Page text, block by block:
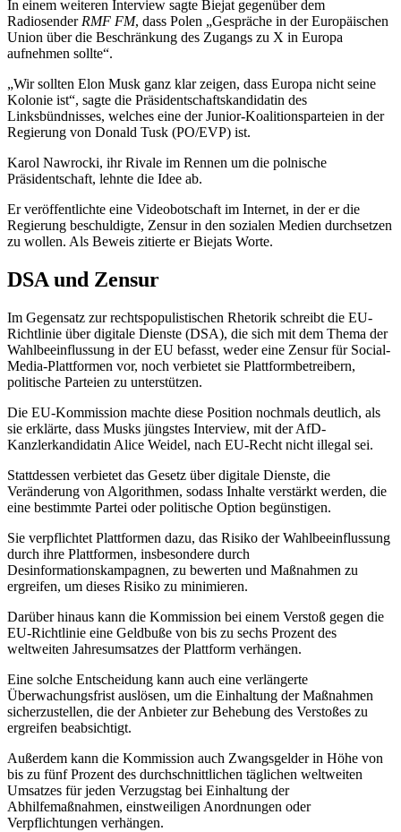
In einem weiteren Interview sagte Biejat gegenüber dem
Radiosender RMF FM, dass Polen „Gespräche in der Europäischen
Union über die Beschränkung des Zugangs zu X in Europa
aufnehmen sollte“.
„Wir sollten Elon Musk ganz klar zeigen, dass Europa nicht seine
Kolonie ist“, sagte die Präsidentschaftskandidatin des
Linksbündnisses, welches eine der Junior-Koalitionsparteien in der
Regierung von Donald Tusk (PO/EVP) ist.
Karol Nawrocki, ihr Rivale im Rennen um die polnische
Präsidentschaft, lehnte die Idee ab.
Er veröffentlichte eine Videobotschaft im Internet, in der er die
Regierung beschuldigte, Zensur in den sozialen Medien durchsetzen
zu wollen. Als Beweis zitierte er Biejats Worte.
DSA und Zensur
Im Gegensatz zur rechtspopulistischen Rhetorik schreibt die EU-
Richtlinie über digitale Dienste (DSA), die sich mit dem Thema der
Wahlbeeinflussung in der EU befasst, weder eine Zensur für Social-
Media-Plattformen vor, noch verbietet sie Plattformbetreibern,
politische Parteien zu unterstützen.
Die EU-Kommission machte diese Position nochmals deutlich, als
sie erklärte, dass Musks jüngstes Interview, mit der AfD-
Kanzlerkandidatin Alice Weidel, nach EU-Recht nicht illegal sei.
Stattdessen verbietet das Gesetz über digitale Dienste, die
Veränderung von Algorithmen, sodass Inhalte verstärkt werden, die
eine bestimmte Partei oder politische Option begünstigen.
Sie verpflichtet Plattformen dazu, das Risiko der Wahlbeeinflussung
durch ihre Plattformen, insbesondere durch
Desinformationskampagnen, zu bewerten und Maßnahmen zu
ergreifen, um dieses Risiko zu minimieren.
Darüber hinaus kann die Kommission bei einem Verstoß gegen die
EU-Richtlinie eine Geldbuße von bis zu sechs Prozent des
weltweiten Jahresumsatzes der Plattform verhängen.
Eine solche Entscheidung kann auch eine verlängerte
Überwachungsfrist auslösen, um die Einhaltung der Maßnahmen
sicherzustellen, die der Anbieter zur Behebung des Verstoßes zu
ergreifen beabsichtigt.
Außerdem kann die Kommission auch Zwangsgelder in Höhe von
bis zu fünf Prozent des durchschnittlichen täglichen weltweiten
Umsatzes für jeden Verzugstag bei Einhaltung der
Abhilfemaßnahmen, einstweiligen Anordnungen oder
Verpflichtungen verhängen.